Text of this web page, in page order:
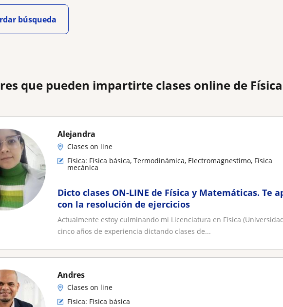
búsqueda
que pueden impartirte clases online de Física
Alejandra
Clases on line
Física: Física básica, Termodinámica, Electromagnestimo, Física
mecánica
Dicto clases ON-LINE de Física y Matemáticas. Te
con la resolución de ejercicios
Actualmente estoy culminando mi Licenciatura en Física
cinco años de experiencia dictando clases de...
Andres
Clases on line
Física: Física básica